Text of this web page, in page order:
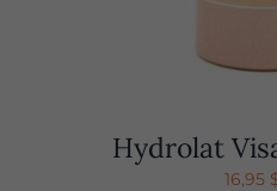
Hydrolat
16,95